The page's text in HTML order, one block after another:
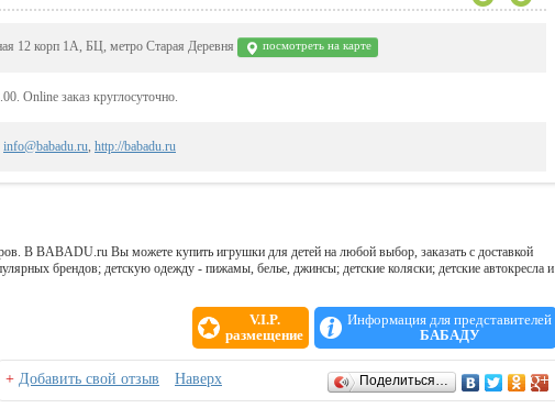
12 корп 1А, БЦ, метро Старая Деревня посмотреть на карте
Online заказ круглосуточно.
info@babadu.ru, http://babadu.ru
В BABADU.ru Вы можете купить игрушки для детей на любой выбор, заказать с доставкой
брендов; детскую одежду - пижамы, белье, джинсы; детские коляски; детские автокресла и
V.I.P.
размещение
Информация для представителей
БАБАДУ
+ Добавить свой отзыв Наверх Поделиться…